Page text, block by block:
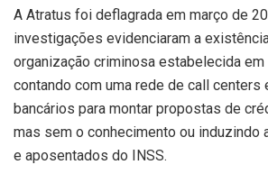
A Atratus foi deflagrada em março de
investigações evidenciaram a
organização criminosa estabelecida
contando com uma rede de call centers
bancários para montar propostas de
mas sem o conhecimento ou induzindo
e aposentados do INSS.